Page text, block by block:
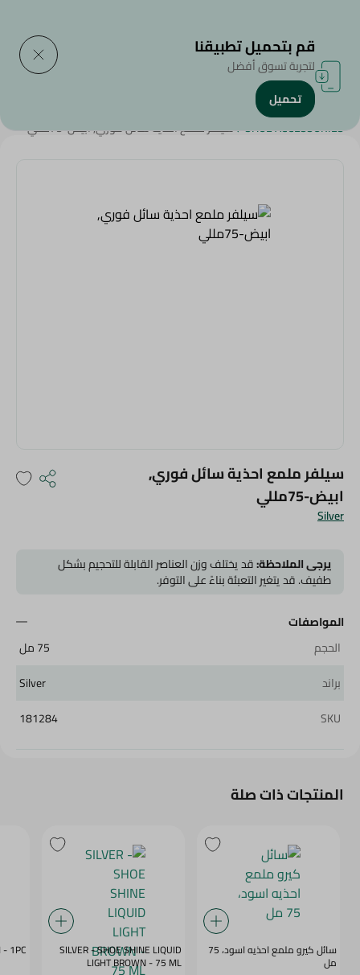
الرئيسية/المنظفات
SHOE ACCESSORIES
/سيلفر ملمع احذية سائل فوري, ابيض-75مللي
Silver
سيلفر ملمع احذية سائل فوري,
ابيض-75مللي
يرجى الملاحظة:قد يختلف وزن العناصر القابلة للتحجيم بشكل
طفيف. قد يتغير التعبئة بناءً على التوفر.
المواصفات
الحجم
75 مل
براند
Silver
SKU
181284
المنتجات ذات صلة
سائل كيرو ملمع احذيه اسود، 75
مل
SILVER - SHOE SHINE LIQUID
LIGHT BROWN - 75 ML
SILVER - SHOEHORN - 1PC
قم بتحميل تطبيقنا
لتجربة تسوق أفضل
تحميل